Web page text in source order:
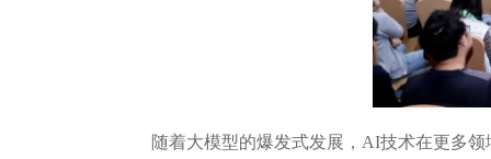
随着大模型的爆发式发展，AI技术在更多